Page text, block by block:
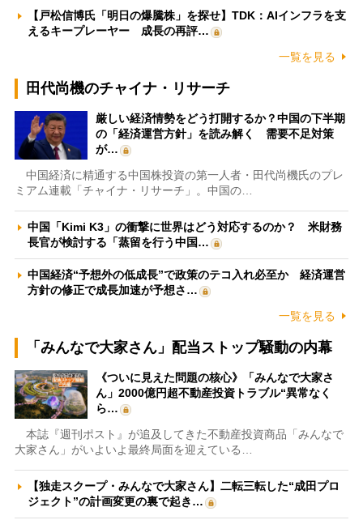
【戸松信博氏「明日の爆騰株」を探せ】TDK：AIインフラを支
えるキープレーヤー 成長の再評…
一覧を見る
田代尚機のチャイナ・リサーチ
厳しい経済情勢をどう打開するか？中国の下半期
の「経済運営方針」を読み解く 需要不足対策
が…
中国経済に精通する中国株投資の第一人者・田代尚機氏のプレ
ミアム連載「チャイナ・リサーチ」。中国の…
中国「Kimi K3」の衝撃に世界はどう対応するのか？ 米財務
長官が検討する「蒸留を行う中国…
中国経済“予想外の低成長”で政策のテコ入れ必至か 経済運営
方針の修正で成長加速が予想さ…
一覧を見る
「みんなで大家さん」配当ストップ騒動の内幕
《ついに見えた問題の核心》「みんなで大家さ
ん」2000億円超不動産投資トラブル“異常なく
ら…
本誌『週刊ポスト』が追及してきた不動産投資商品「みんなで
大家さん」がいよいよ最終局面を迎えている…
【独走スクープ・みんなで大家さん】二転三転した“成田プロ
ジェクト”の計画変更の裏で起き…